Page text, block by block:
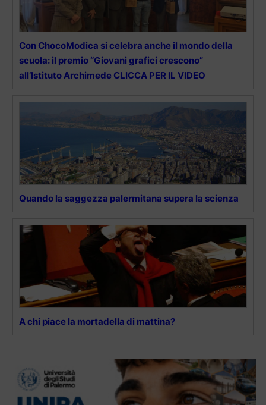
Con ChocoModica si celebra anche il mondo della
scuola: il premio “Giovani grafici crescono”
all’Istituto Archimede CLICCA PER IL VIDEO
Quando la saggezza palermitana supera la scienza
A chi piace la mortadella di mattina?